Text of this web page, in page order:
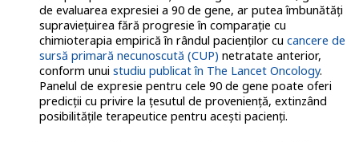
de evaluarea expresiei a 90 de gene, ar putea îmbunătăți
supraviețuirea fără progresie în comparație cu
chimioterapia empirică în rândul pacienților cu cancere de
sursă primară necunoscută (CUP) netratate anterior,
conform unui studiu publicat în The Lancet Oncology.
Panelul de expresie pentru cele 90 de gene poate oferi
predicţii cu privire la ţesutul de provenienţă, extinzând
posibilităţile terapeutice pentru aceşti pacienţi.